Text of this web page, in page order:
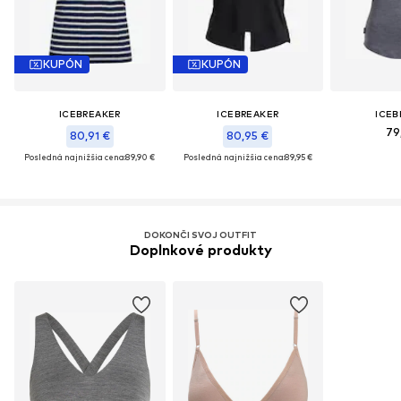
KUPÓN
ICEBREAKER
80,91 €
Posledná najnižšia cena:89,90 €
KUPÓN
ICEBREAKER
80,95 €
Posledná najnižšia cena:89,95 €
DOKONČI SVOJ OUTFIT
Doplnkové produkty